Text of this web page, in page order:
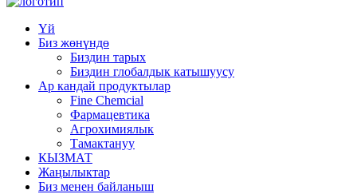
Үй
Биз жөнүндө
Биздин тарых
Биздин глобалдык катышуусу
Ар кандай продуктылар
Fine Chemcial
Фармацевтика
Агрохимиялык
Тамактануу
КЫЗМАТ
Жаңылыктар
Биз менен байланыш